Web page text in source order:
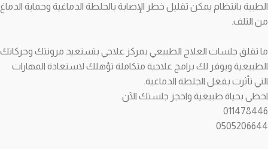
الطبية بانتظام يمكن تقليل خطر الإصابة بالجلطة الدماغية وحماية الدماغ
من التلف.
ما تقلق جلسات العلاج الطبيعي بمركز علاجي بتستعيد مرونتك وحركاتك
الطبيعية ويوفر لك برامج علاجية متكاملة تؤهلك لاستعادة المهارات
التي تأثرت بفعل الجلطة الدماغية.
احظى بحياة طبيعية واحجز جلستك الآن.
011478446
0505206644